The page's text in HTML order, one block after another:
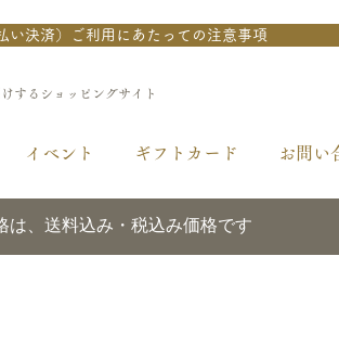
い決済）ご利用にあたっての注意事項
するショッピングサイト
イベント ギフトカード お問い
は、送料込み・税込み価格です